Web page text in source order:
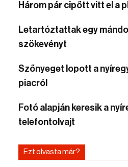
Három pár cipőtt vitt el a
Letartóztattak egy
szökevényt
Szőnyeget lopott a
piacról
Fotó alapján keresik a
telefontolvajt
Ezt olvasta már?